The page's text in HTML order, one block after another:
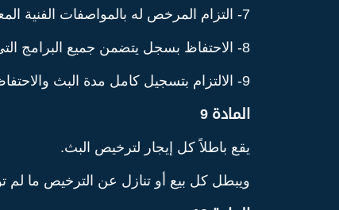
7- التزام المرخص له بالمواصفات الفنية المعتمدة من الوزارة لأجهزة البث وإعادة البث.
8- الاحتفاظ بسجل يتضمن جميع البرامج التي قام المرخص له ببثها خلال اثني عشر شهراً متتالية متضمناً التاريخ والتوقيت الذي تم بث تلك البرامج فيه.
9- الالتزام بتسجيل كامل مدة البث والاحتفاظ به لمدة ثلاثة أشهر من تاريخ البث والسماح للموظف المختص بالوزارة الاطلاع على التسجيلات.
المادة 9
يقع باطلاً كل إيجار لترخيص البث.
ويبطل كل بيع أو تنازل عن الترخيص ما لم